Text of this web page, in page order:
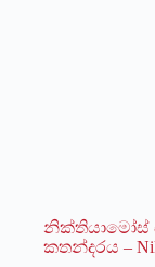
නික්තියාමෝස්
කතන්දරය –